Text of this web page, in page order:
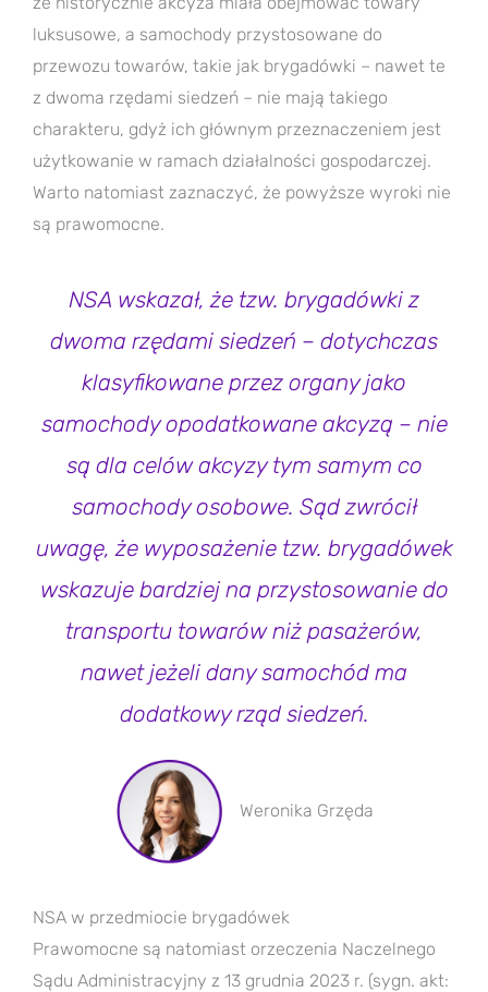
luksusowe, a samochody przystosowane do
przewozu towarów, takie jak brygadówki – nawet te
z dwoma rzędami siedzeń – nie mają takiego
charakteru, gdyż ich głównym przeznaczeniem jest
użytkowanie w ramach działalności gospodarczej.
Warto natomiast zaznaczyć, że powyższe wyroki nie
są prawomocne.
NSA wskazał, że tzw. brygadówki z
dwoma rzędami siedzeń – dotychczas
klasyfikowane przez organy jako
samochody opodatkowane akcyzą – nie
są dla celów akcyzy tym samym co
samochody osobowe. Sąd zwrócił
uwagę, że wyposażenie tzw. brygadówek
wskazuje bardziej na przystosowanie do
transportu towarów niż pasażerów,
nawet jeżeli dany samochód ma
dodatkowy rząd siedzeń.
Weronika Grzęda
NSA w przedmiocie brygadówek
Prawomocne są natomiast orzeczenia Naczelnego
Sądu Administracyjny z 13 grudnia 2023 r. (sygn. akt: